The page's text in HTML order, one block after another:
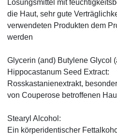
Lösungsmittel mit
die Haut, sehr gute
verwendeten Produkten dem
werden
Glycerin (and) Butylene Glycol
Hippocastanum Seed Extract:
Rosskastanienextrakt,
von Couperose betroffenen
Stearyl Alcohol:
Ein körperidentischer